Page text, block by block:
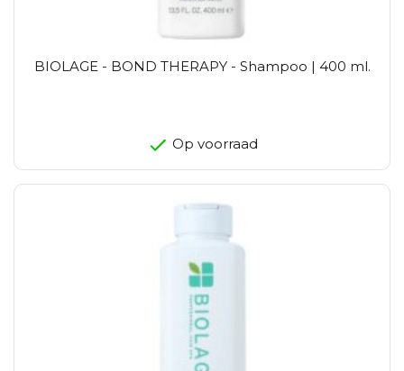
BIOLAGE - BOND THERAPY - Shampoo | 400 ml.
Op voorraad